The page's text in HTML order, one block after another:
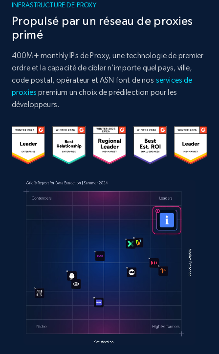
INFRASTRUCTURE DE PROXY
Propulsé par un réseau de proxies
primé
400M+ monthly IPs de Proxy, une technologie de premier
ordre et la capacité de cibler n’importe quel pays, ville,
code postal, opérateur et ASN font de nos services de
proxies premium un choix de prédilection pour les
développeurs.